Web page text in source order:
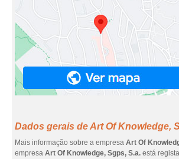
Dados gerais de Art Of Knowledge,
Mais informação sobre a empresa Art Of
empresa Art Of Knowledge, Sgps, S.a. está